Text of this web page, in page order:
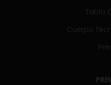
Tabla
Cuerpo